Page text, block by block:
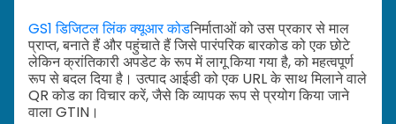
GS1 डिजिटल लिंक क्यूआर कोडनिर्माताओं को उस प्रकार से माल
प्राप्त, बनाते हैं और पहुंचाते हैं जिसे पारंपरिक बारकोड को एक छोटे
लेकिन क्रांतिकारी अपडेट के रूप में लागू किया गया है, को महत्वपूर्ण
रूप से बदल दिया है। उत्पाद आईडी को एक URL के साथ मिलाने वाले
QR कोड का विचार करें, जैसे कि व्यापक रूप से प्रयोग किया जाने
वाला GTIN।